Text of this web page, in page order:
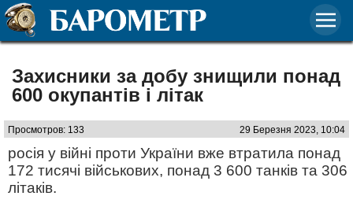
Захисники за добу знищили понад
600 окупантів і літак
Просмотров: 133 29 Березня 2023, 10:04
росія у війні проти України вже втратила понад
172 тисячі військових, понад 3 600 танків та 306
літаків.